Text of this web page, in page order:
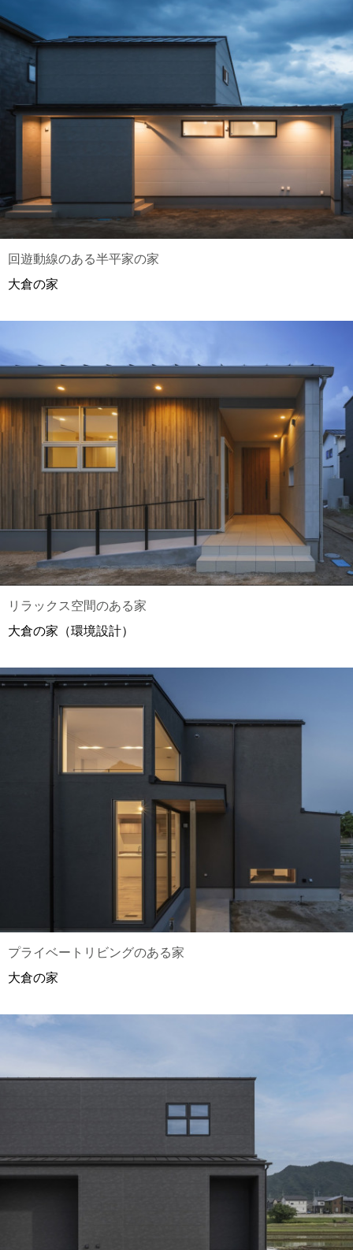
回遊動線のある半平家の家
大倉の家
リラックス空間のある家
大倉の家（環境設計）
プライベートリビングのある家
大倉の家